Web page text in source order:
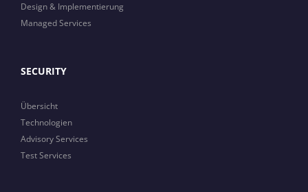
Design & Implementierung
Managed Services
SECURITY
Übersicht
Technologien
Advisory Services
Test Services